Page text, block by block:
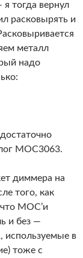
тогда вернул
расковырять и
металл
надо
MOC3063.
диммера на
того, как
MOC’и
и без —
используемые в
тоже с